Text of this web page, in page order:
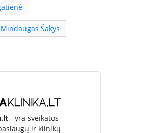
Mindaugas Šakys
- yra sveikatos
ir klinikų